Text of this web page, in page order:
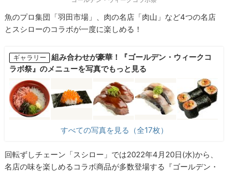
魚のプロ集団「羽田市場」、肉の名店「肉山」など4つの名店
とスシローのコラボが一度に楽しめる！
ギャラリー
組み合わせが豪華！『ゴールデン・ウィークコ
ラボ祭』のメニューを写真でもっと見る
すべての写真を見る（全17枚）
回転ずしチェーン「スシロー」では2022年4月20日(水)から、
名店の味を楽しめるコラボ商品が多数登場する『ゴールデン・